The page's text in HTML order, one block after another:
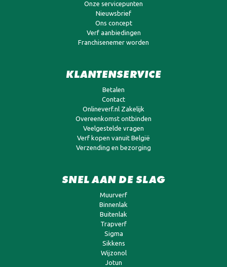
Onze servicepunten
Nieuwsbrief
Ons concept
Verf aanbiedingen
Franchisenemer worden
KLANTENSERVICE
Betalen
Contact
Onlineverf.nl Zakelijk
Overeenkomst ontbinden
Veelgestelde vragen
Verf kopen vanuit België
Verzending en bezorging
SNEL AAN DE SLAG
Muurverf
Binnenlak
Buitenlak
Trapverf
Sigma
Sikkens
Wijzonol
Jotun